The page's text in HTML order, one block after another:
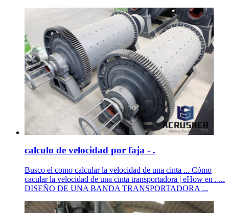
calculo de velocidad por faja - .
Busco el como calcular la velocidad de una cinta ... Cómo
cacular la velocidad de una cinta transportadora | eHow en . ...
DISEÑO DE UNA BANDA TRANSPORTADORA ...